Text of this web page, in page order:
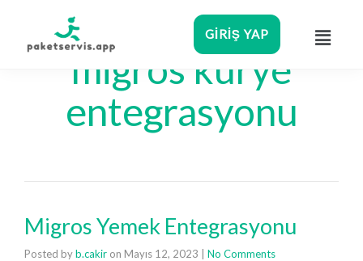
GIRIŞ YAP
migros kurye
entegrasyonu
Migros Yemek Entegrasyonu
Posted byb.cakir on Mayıs 12, 2023 No Comments